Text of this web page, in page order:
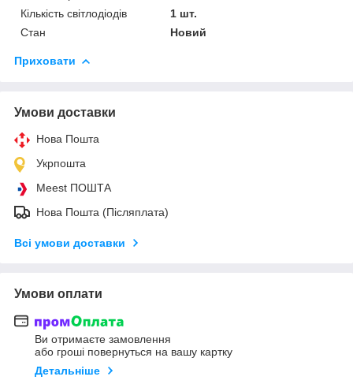
Кількість світлодіодів
1 шт.
Стан
Новий
Приховати
Умови доставки
Нова Пошта
Укрпошта
Meest ПОШТА
Нова Пошта (Післяплата)
Всі умови доставки
Умови оплати
Ви отримаєте замовлення
або гроші повернуться на вашу картку
Детальніше